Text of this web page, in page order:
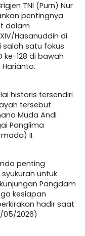
TNI (Purn) Nur
pentingnya
dalam
Hasanuddin di
satu fokus
128 di bawah
historis tersendiri
tersebut
Muda Andi
Panglima
II.
penting
untuk
Pangdam
kesiapan
hadir saat
05/2026)